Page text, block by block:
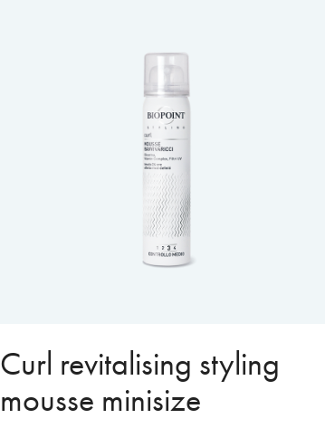
Curl revitalising styling
mousse minisize